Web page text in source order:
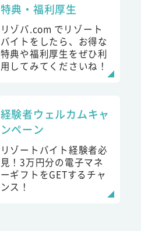
特典・福利厚生
リゾバ.com でリゾート
バイトをしたら、お得な
特典や福利厚生をぜひ利
用してみてくださいね！
経験者ウェルカムキャ
ンペーン
リゾートバイト経験者必
見！3万円分の電子マネ
ーギフトをGETするチャ
ンス！